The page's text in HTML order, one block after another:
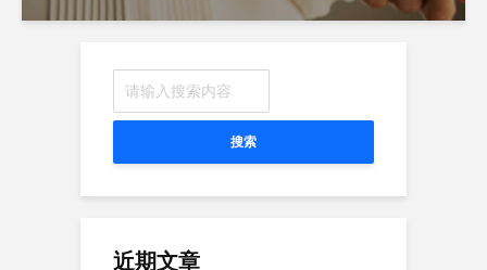
搜索
近期文章